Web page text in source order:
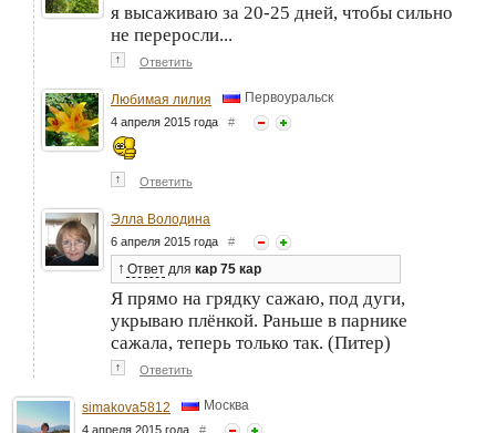
я высаживаю за 20-25 дней, чтобы сильно
не переросли...
↑ Ответить
Любимая лилия Первоуральск
4 апреля 2015 года #
↑ Ответить
Элла Володина
6 апреля 2015 года #
↑ Ответ для кар 75 кар
Я прямо на грядку сажаю, под дуги,
укрываю плёнкой. Раньше в парнике
сажала, теперь только так. (Питер)
↑ Ответить
simakova5812 Москва
4 апреля 2015 года #